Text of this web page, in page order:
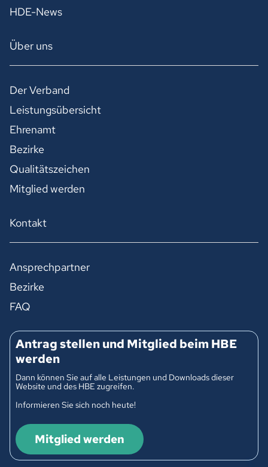
HDE-News
Über uns
Der Verband
Leistungsübersicht
Ehrenamt
Bezirke
Qualitätszeichen
Mitglied werden
Kontakt
Ansprechpartner
Bezirke
FAQ
Antrag stellen und Mitglied beim HBE
werden
Dann können Sie auf alle Leistungen und Downloads dieser
Website und des HBE zugreifen.
Informieren Sie sich noch heute!
Mitglied werden